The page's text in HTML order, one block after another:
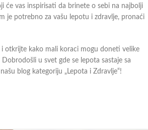
će vas inspirisati da brinete o sebi na najbolji
je potrebno za vašu lepotu i zdravlje, pronaći
i otkrijte kako mali koraci mogu doneti velike
u svet gde se lepota sastaje sa
blog kategoriju „Lepota i Zdravlje“!